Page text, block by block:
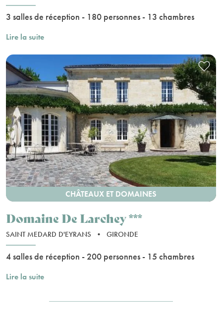
3 salles de réception - 180 personnes - 13 chambres
Lire la suite
CHÂTEAUX ET DOMAINES
Domaine De Larchey ***
SAINT MEDARD D'EYRANS • GIRONDE
4 salles de réception - 200 personnes - 15 chambres
Lire la suite